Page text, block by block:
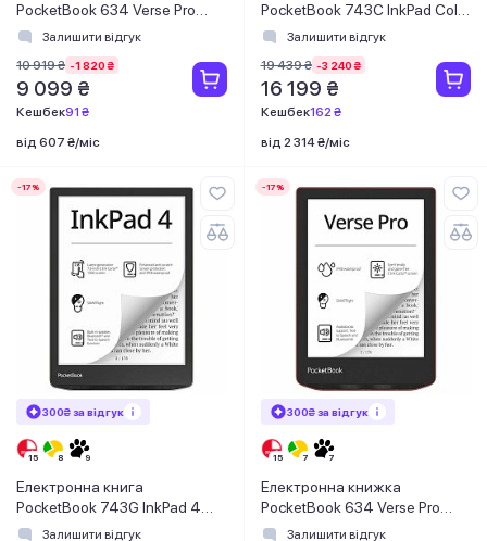
PocketBook 634 Verse Pro
Azure (PB634-A-CIS)
Залишити відгук
10 919 ₴ -1 820 ₴
9 099 ₴
Кешбек91 ₴
від 607 ₴/міс
PocketBook 743C InkPad Color
3, Stormy Sea
Залишити відгук
19 439 ₴ -3 240 ₴
16 199 ₴
Кешбек162 ₴
від 2 314 ₴/міс
-17%
300₴ за відгук
Електронна книга
PocketBook 743G InkPad 4
Stundust Silver (PB743G-U-
Залишити відгук
-17%
300₴ за відгук
Електронна книжка
PocketBook 634 Verse Pro
Passion Red (PB634-3-CIS)
Залишити відгук